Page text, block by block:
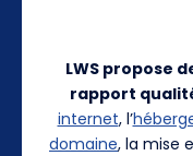
LWS propose
rapport
internet, l’
domaine, la mise